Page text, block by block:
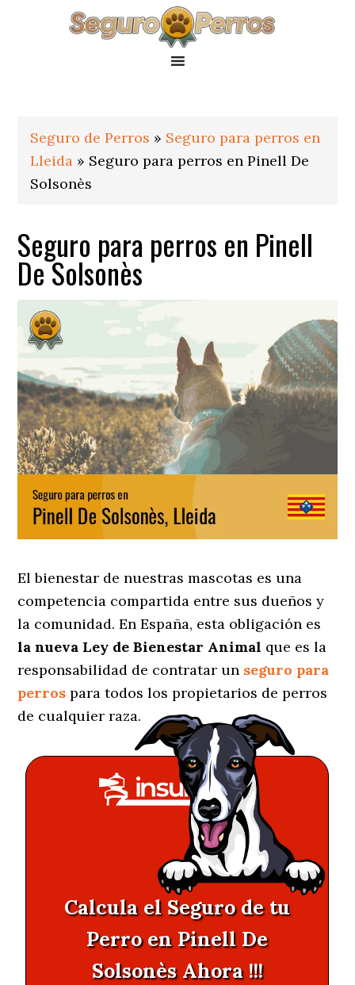
Seguro de Perros » Seguro para perros en
Lleida » Seguro para perros en Pinell De
Solsonès
Seguro para perros en Pinell
De Solsonès
El bienestar de nuestras mascotas es una
competencia compartida entre sus dueños y
la comunidad. En España, esta obligación es
la nueva Ley de Bienestar Animal que es la
responsabilidad de contratar un seguro para
perros para todos los propietarios de perros
de cualquier raza.
Calcula el Seguro de tu
Perro en Pinell De
Solsonès Ahora !!!